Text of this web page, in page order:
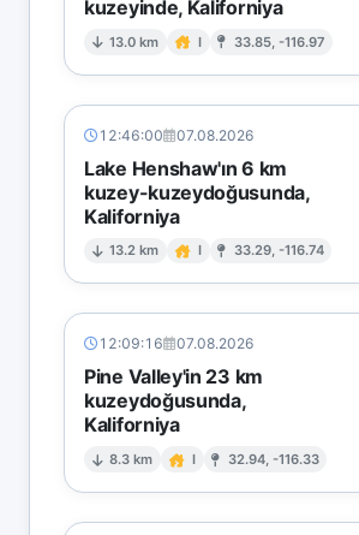
kuzeyinde, Kaliforniya
13.0 km I 33.85, -116.97
12:46:00 07.08.2026
Lake Henshaw'ın 6 km
kuzey-kuzeydoğusunda,
Kaliforniya
13.2 km I 33.29, -116.74
12:09:16 07.08.2026
Pine Valley'in 23 km
kuzeydoğusunda,
Kaliforniya
8.3 km I 32.94, -116.33